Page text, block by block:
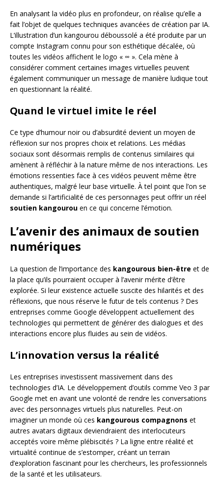
En analysant la vidéo plus en profondeur, on réalise qu’elle a
fait l’objet de quelques techniques avancées de création par IA.
L’illustration d’un kangourou déboussolé a été produite par un
compte Instagram connu pour son esthétique décalée, où
toutes les vidéos affichent le logo « ∞ ». Cela mène à
considérer comment certaines images virtuelles peuvent
également communiquer un message de manière ludique tout
en questionnant la réalité.
Quand le virtuel imite le réel
Ce type d’humour noir ou d’absurdité devient un moyen de
réflexion sur nos propres choix et relations. Les médias
sociaux sont désormais remplis de contenus similaires qui
amènent à réfléchir à la nature même de nos interactions. Les
émotions ressenties face à ces vidéos peuvent même être
authentiques, malgré leur base virtuelle. À tel point que l’on se
demande si l’artificialité de ces personnages peut offrir un réel
soutien kangourou en ce qui concerne l’émotion.
L’avenir des animaux de soutien
numériques
La question de l’importance des kangourous bien-être et de
la place qu’ils pourraient occuper à l’avenir mérite d’être
explorée. Si leur existence actuelle suscite des hilarités et des
réflexions, que nous réserve le futur de tels contenus ? Des
entreprises comme Google développent actuellement des
technologies qui permettent de générer des dialogues et des
interactions encore plus fluides au sein de vidéos.
L’innovation versus la réalité
Les entreprises investissent massivement dans des
technologies d’IA. Le développement d’outils comme Veo 3 par
Google met en avant une volonté de rendre les conversations
avec des personnages virtuels plus naturelles. Peut-on
imaginer un monde où ces kangourous compagnons et
autres avatars digitaux deviendraient des interlocuteurs
acceptés voire même plébiscités ? La ligne entre réalité et
virtualité continue de s’estomper, créant un terrain
d’exploration fascinant pour les chercheurs, les professionnels
de la santé et les utilisateurs.